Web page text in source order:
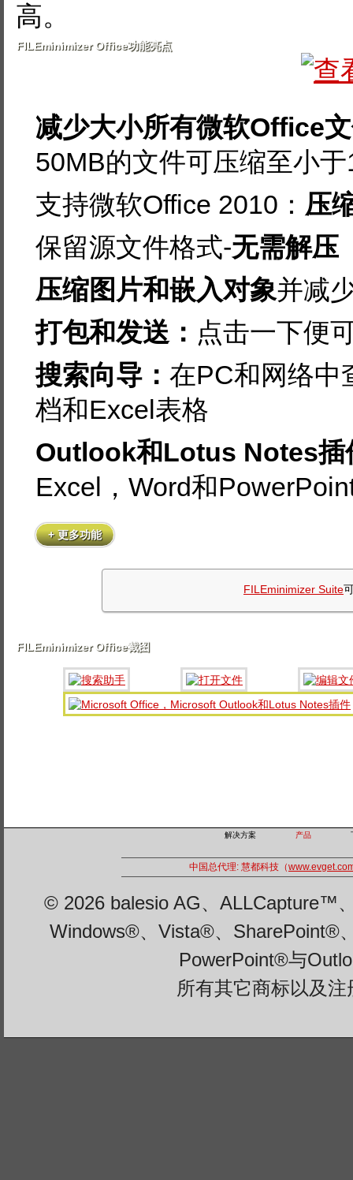
高。
FILEminimizer Office功能亮点
减少大小所有微软Office
50MB的文件可压缩至小
支持微软Office 2010： 压
保留源文件格式-无需解压
压缩图片和嵌入对象并减
打包和发送： 点击一下便
搜索向导： 在PC和网络中
档和Excel表格
Outlook和Lotus Notes插
Excel，Word和
+ 更多功能
FILEminimizer Suite
FILEminimizer Office截图
解决方案 产品
中国总代理: 慧都科技（
© 2026 balesio AG、ALLCapture™
Windows®、Vista®、SharePoint®
PowerPoint®与
所有其它商标以及